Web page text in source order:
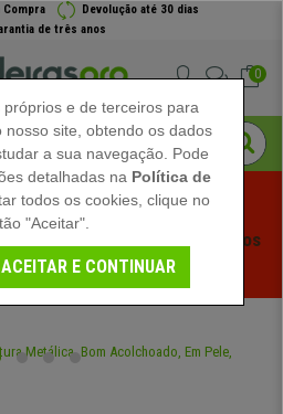
Compra
Devolução até 30 dias
de três anos
0
em Cadeiraspro! Descontos
Limitado - Ver Promoção
próprios e de terceiros para
nosso site, obtendo os dados
a sua navegação. Pode
detalhadas na Política de
todos os cookies, clique no
"Aceitar".
ACEITAR E CONTINUAR